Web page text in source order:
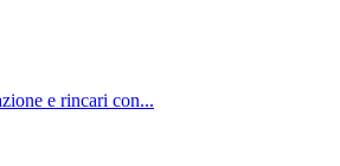
e rincari con...